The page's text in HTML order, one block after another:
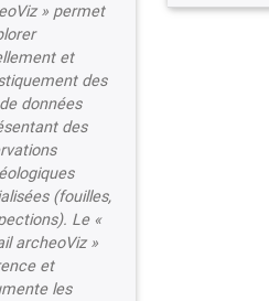
» permet
et
des
données
des
(fouilles,
Le «
archeoViz »
et
les